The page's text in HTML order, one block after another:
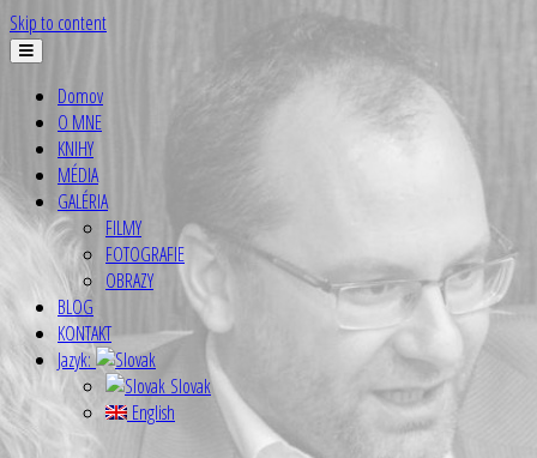
Skip to content
Domov
O MNE
KNIHY
MÉDIA
GALÉRIA
FILMY
FOTOGRAFIE
OBRAZY
BLOG
KONTAKT
Jazyk:
Slovak
English